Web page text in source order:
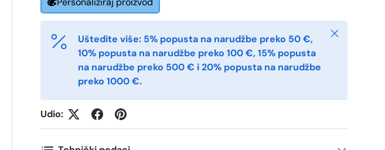
Uštedite više: 5% popusta na narudžbe preko 50 €,
10% popusta na narudžbe preko 100 €, 15% popusta
na narudžbe preko 500 € i 20% popusta na narudžbe
preko 1000 €.
Zatvoriti
Udio: